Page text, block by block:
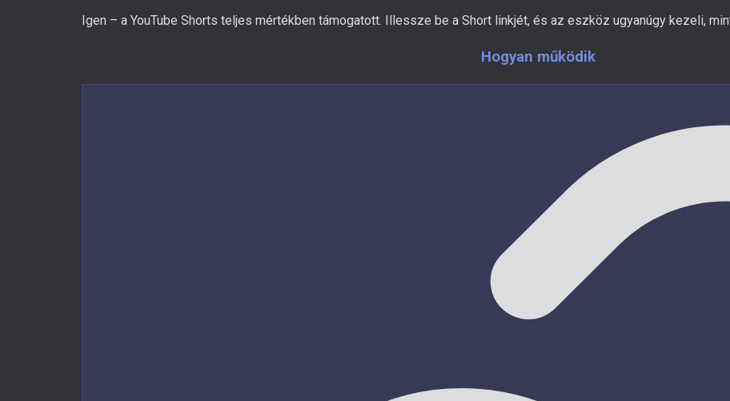
Igen – a YouTube Shorts teljes mértékben támogatott. Illessze be a Short linkjét, és az eszköz ugyanúgy kezeli,
Hogyan működik